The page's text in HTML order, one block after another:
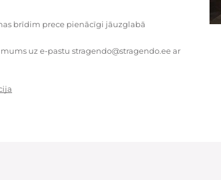
brīdim prece pienācīgi jāuzglabā
uz e-pastu stragendo@stragendo.ee ar